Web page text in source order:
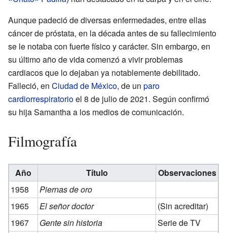
Aunque padeció de diversas enfermedades, entre ellas
cáncer de próstata, en la década antes de su fallecimiento
se le notaba con fuerte físico y carácter. Sin embargo, en
su último año de vida comenzó a vivir problemas
cardiacos que lo dejaban ya notablemente debilitado.
Falleció, en Ciudad de México, de un paro
cardiorrespiratorioel 8 de julio de 2021. Según confirmó
su hija Samantha a los medios de comunicación.
Filmografía
Año Título
Observaciones
1958
Piernas de oro
1965
El señor doctor
(Sin acreditar)
1967
Gente sin historia
Serie de TV